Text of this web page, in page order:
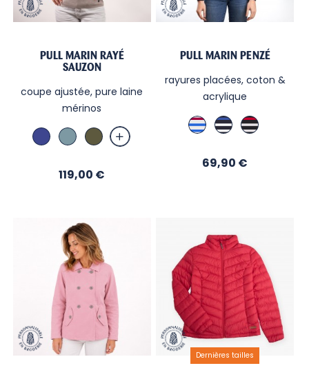
PULL MARIN RAYÉ
SAUZON
coupe ajustée, pure laine
mérinos
AbysseBleu
Orage
Military
Prix
119,00 €
PULL MARIN PENZÉ
rayures placées, coton &
acrylique
Blanc
/
Marine
Bugatti
Marine
Rouge
Prix
69,90 €
Dernières tailles